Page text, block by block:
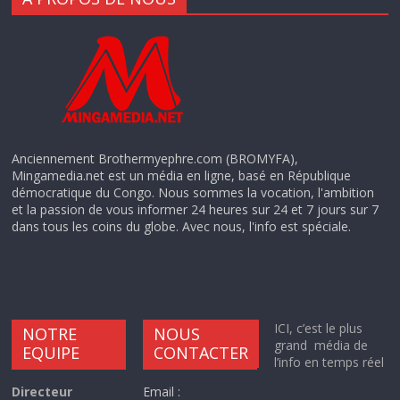
Anciennement Brothermyephre.com (BROMYFA),
Mingamedia.net est un média en ligne, basé en République
démocratique du Congo. Nous sommes la vocation, l'ambition
et la passion de vous informer 24 heures sur 24 et 7 jours sur 7
dans tous les coins du globe. Avec nous, l'info est spéciale.
NOTRE
EQUIPE
Directeur
NOUS
CONTACTER
Email :
ICI, c’est le plus
grand média de
l’info en temps réel